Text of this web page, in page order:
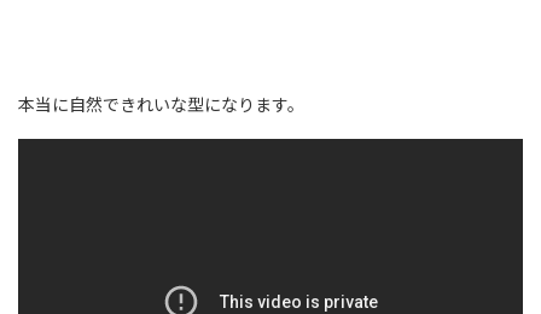
本当に自然できれいな型になります。